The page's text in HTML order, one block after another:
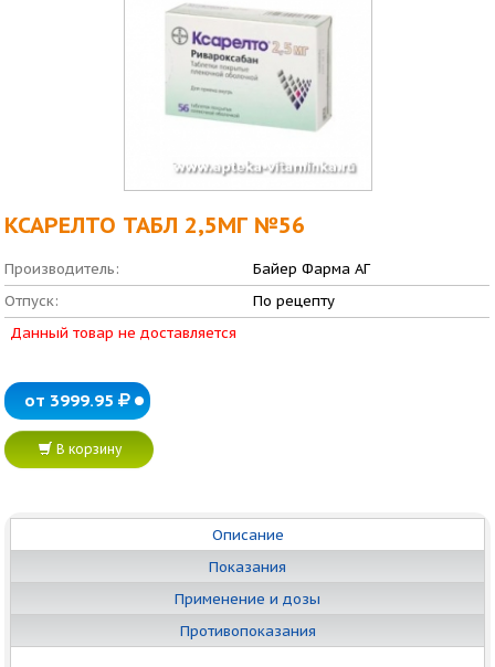
КСАРЕЛТО ТАБЛ 2,5МГ №56
Производитель:
Байер Фарма АГ
Отпуск:
По рецепту
Данный товар не доставляется
от 3999.95
В корзину
Описание
Показания
Применение и дозы
Противопоказания